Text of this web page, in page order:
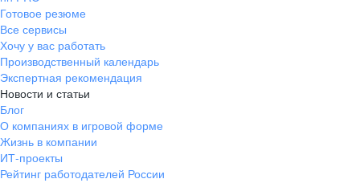
Готовое резюме
Все сервисы
Хочу у вас работать
Производственный календарь
Экспертная рекомендация
Новости и статьи
Блог
О компаниях в игровой форме
Жизнь в компании
ИТ-проекты
Рейтинг работодателей России